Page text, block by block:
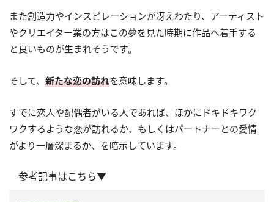
また創造力やインスピレーションが冴えわたり、アーティスト
やクリエイター業の方はこの夢を見た時期に作品へ着手する
と良いものが生まれそうです。
そして、 新たな恋の訪れを意味します。
すでに恋人や配偶者がいる人であれば、ほかにドキドキワク
ワクするような恋が訪れるか、もしくはパートナーとの愛情
がより一層深まるか、を暗示しています。
参考記事はこちら▼